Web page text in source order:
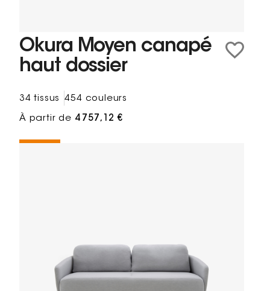
Okura Moyen canapé
haut dossier
34 tissus 454 couleurs
À partir de 4 757,12 €